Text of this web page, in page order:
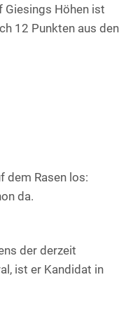
Giesings Höhen ist
12 Punkten aus den
dem Rasen los:
da.
der derzeit
ist er Kandidat in